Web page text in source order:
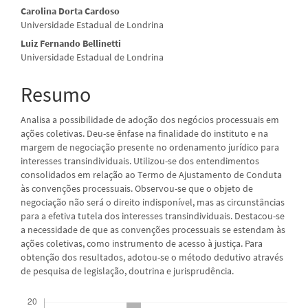
Conteúdo
do
artigo
principal
Carolina Dorta Cardoso
Universidade Estadual de Londrina
Luiz Fernando Bellinetti
Universidade Estadual de Londrina
Resumo
Analisa a possibilidade de adoção dos negócios processuais em
ações coletivas. Deu-se ênfase na finalidade do instituto e na
margem de negociação presente no ordenamento jurídico para
interesses transindividuais. Utilizou-se dos entendimentos
consolidados em relação ao Termo de Ajustamento de Conduta
às convenções processuais. Observou-se que o objeto de
negociação não será o direito indisponível, mas as circunstâncias
para a efetiva tutela dos interesses transindividuais. Destacou-se
a necessidade de que as convenções processuais se estendam às
ações coletivas, como instrumento de acesso à justiça. Para
obtenção dos resultados, adotou-se o método dedutivo através
de pesquisa de legislação, doutrina e jurisprudência.